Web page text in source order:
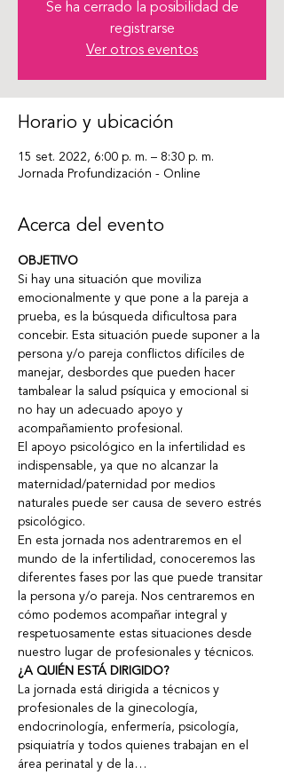
Se ha cerrado la posibilidad de
registrarse
Ver otros eventos
Horario y ubicación
15 set. 2022, 6:00 p. m. – 8:30 p. m.
Jornada Profundización - Online
Acerca del evento
OBJETIVO
Si hay una situación que moviliza
emocionalmente y que pone a la pareja a
prueba, es la búsqueda dificultosa para
concebir. Esta situación puede suponer a la
persona y/o pareja conflictos difíciles de
manejar, desbordes que pueden hacer
tambalear la salud psíquica y emocional si
no hay un adecuado apoyo y
acompañamiento profesional.
El apoyo psicológico en la infertilidad es
indispensable, ya que no alcanzar la
maternidad/paternidad por medios
naturales puede ser causa de severo estrés
psicológico.
En esta jornada nos adentraremos en el
mundo de la infertilidad, conoceremos las
diferentes fases por las que puede transitar
la persona y/o pareja. Nos centraremos en
cómo podemos acompañar integral y
respetuosamente estas situaciones desde
nuestro lugar de profesionales y técnicos.
¿A QUIÉN ESTÁ DIRIGIDO?
La jornada está dirigida a técnicos y
profesionales de la ginecología,
endocrinología, enfermería, psicología,
psiquiatría y todos quienes trabajan en el
área perinatal y de la…